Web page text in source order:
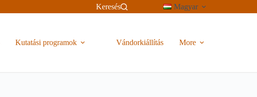
Keresés Magyar
Kutatási programok Vándorkiállítás More